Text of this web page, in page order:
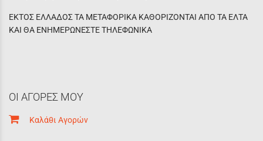
ΕΚΤΟΣ ΕΛΛΑΔΟΣ ΤΑ ΜΕΤΑΦΟΡΙΚΑ ΚΑΘΟΡΙΖΟΝΤΑΙ ΑΠΟ ΤΑ ΕΛΤΑ
ΚΑΙ ΘΑ ΕΝΗΜΕΡΩΝΕΣΤΕ ΤΗΛΕΦΩΝΙΚΑ
ΟΙ ΑΓΟΡΕΣ ΜΟΥ
Καλάθι Αγορών